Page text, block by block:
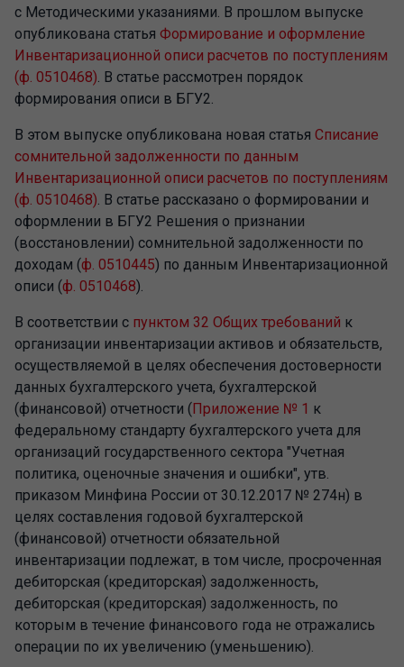
с Методическими указаниями. В прошлом выпуске
опубликована статья Формирование и оформление
Инвентаризационной описи расчетов по поступлениям
(ф. 0510468). В статье рассмотрен порядок
формирования описи в БГУ2.
В этом выпуске опубликована новая статья Списание
сомнительной задолженности по данным
Инвентаризационной описи расчетов по поступлениям
(ф. 0510468). В статье рассказано о формировании и
оформлении в БГУ2 Решения о признании
(восстановлении) сомнительной задолженности по
доходам (ф. 0510445) по данным Инвентаризационной
описи (ф. 0510468).
В соответствии с пунктом 32 Общих требований к
организации инвентаризации активов и обязательств,
осуществляемой в целях обеспечения достоверности
данных бухгалтерского учета, бухгалтерской
(финансовой) отчетности (Приложение № 1 к
федеральному стандарту бухгалтерского учета для
организаций государственного сектора "Учетная
политика, оценочные значения и ошибки", утв.
приказом Минфина России от 30.12.2017 № 274н) в
целях составления годовой бухгалтерской
(финансовой) отчетности обязательной
инвентаризации подлежат, в том числе, просроченная
дебиторская (кредиторская) задолженность,
дебиторская (кредиторская) задолженность, по
которым в течение финансового года не отражались
операции по их увеличению (уменьшению).